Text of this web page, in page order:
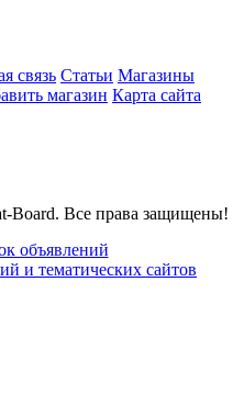
связь Статьи Магазины
магазин Карта сайта
Board. Все права защищены!